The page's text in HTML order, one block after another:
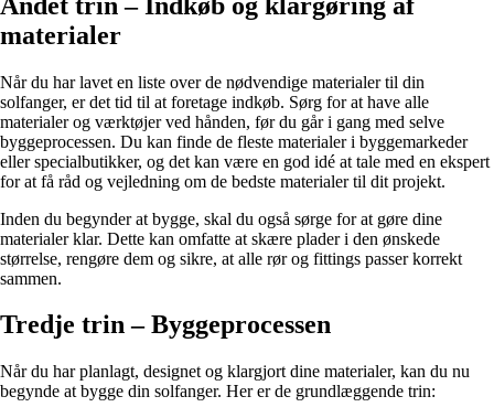
materialer
Når du har lavet en liste over de nødvendige materialer til din
solfanger, er det tid til at foretage indkøb. Sørg for at have alle
materialer og værktøjer ved hånden, før du går i gang med selve
byggeprocessen. Du kan finde de fleste materialer i byggemarkeder
eller specialbutikker, og det kan være en god idé at tale med en ekspert
for at få råd og vejledning om de bedste materialer til dit projekt.
Inden du begynder at bygge, skal du også sørge for at gøre dine
materialer klar. Dette kan omfatte at skære plader i den ønskede
størrelse, rengøre dem og sikre, at alle rør og fittings passer korrekt
sammen.
Tredje trin – Byggeprocessen
Når du har planlagt, designet og klargjort dine materialer, kan du nu
begynde at bygge din solfanger. Her er de grundlæggende trin: